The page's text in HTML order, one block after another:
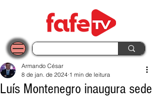
Luís Montenegro inaugura sede
Armando César
8 de jan. de 2024 1 min de leitura